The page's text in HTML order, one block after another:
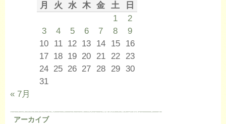
月 火 水 木 金 土
日
1
2
3
4 5 6 7 8
9
10 11 12 13 14 15
16
17 18 19 20 21 22
23
24 25 26 27 28 29 30
31
« 7月
アーカイブ